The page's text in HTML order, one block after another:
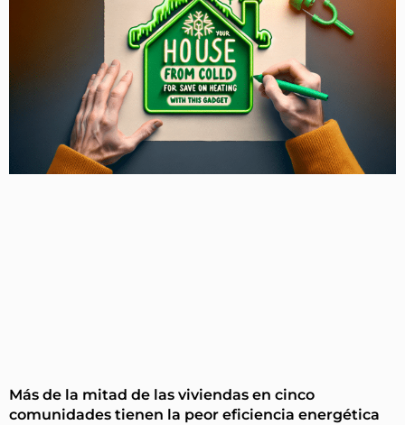
Más de la mitad de las viviendas en cinco
comunidades tienen la peor eficiencia energética